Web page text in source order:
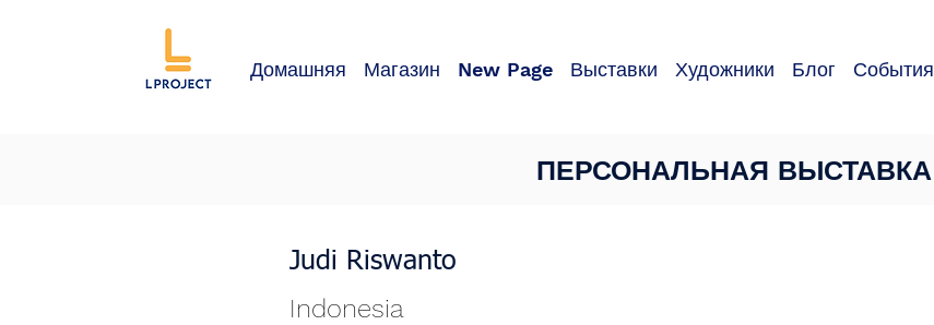
Домашняя Магазин New Page Выставки Художники Блог События
ПЕРСОНАЛЬНАЯ ВЫСТАВКА
Judi Riswanto
Indonesia